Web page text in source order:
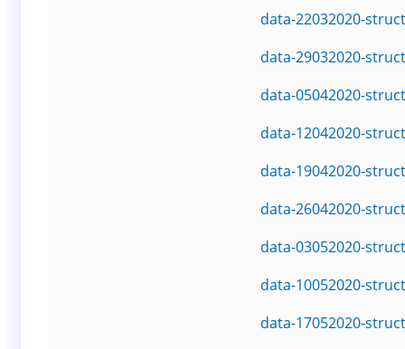
data-22032020-
data-29032020-
data-05042020-
data-12042020-
data-19042020-
data-26042020-
data-03052020-
data-10052020-
data-17052020-